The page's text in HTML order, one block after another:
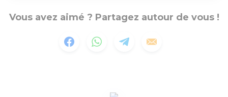
Vous avez aimé ? Partagez autour de vous !